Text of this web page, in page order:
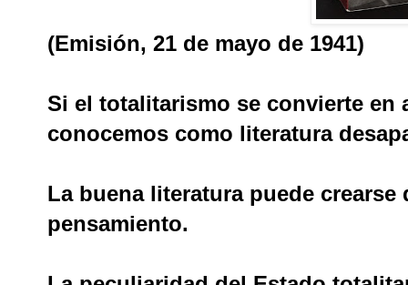
(Emisión, 21 de mayo de 1941)
Si el totalitarismo se convierte en
conocemos como literatura
La buena literatura puede
pensamiento.